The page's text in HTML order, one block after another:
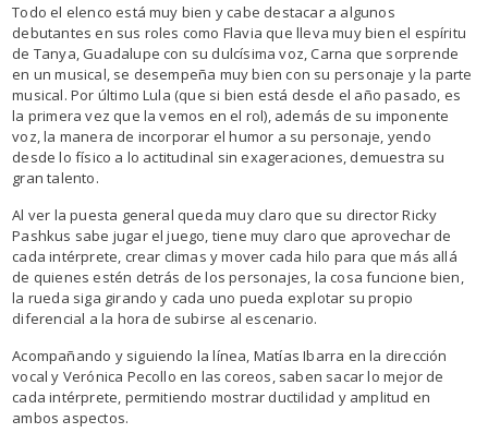
Todo el elenco está muy bien y cabe destacar a algunos
debutantes en sus roles como Flavia que lleva muy bien el espíritu
de Tanya, Guadalupe con su dulcísima voz, Carna que sorprende
en un musical, se desempeña muy bien con su personaje y la parte
musical. Por último Lula (que si bien está desde el año pasado, es
la primera vez que la vemos en el rol), además de su imponente
voz, la manera de incorporar el humor a su personaje, yendo
desde lo físico a lo actitudinal sin exageraciones, demuestra su
gran talento.
Al ver la puesta general queda muy claro que su director Ricky
Pashkus sabe jugar el juego, tiene muy claro que aprovechar de
cada intérprete, crear climas y mover cada hilo para que más allá
de quienes estén detrás de los personajes, la cosa funcione bien,
la rueda siga girando y cada uno pueda explotar su propio
diferencial a la hora de subirse al escenario.
Acompañando y siguiendo la línea, Matías Ibarra en la dirección
vocal y Verónica Pecollo en las coreos, saben sacar lo mejor de
cada intérprete, permitiendo mostrar ductilidad y amplitud en
ambos aspectos.